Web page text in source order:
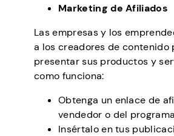
Marketing de Afiliados
Las empresas y los
a los creadores de contenido
presentar sus productos y
como funciona:
Obtenga un enlace de
vendedor o del
Insértalo en tus